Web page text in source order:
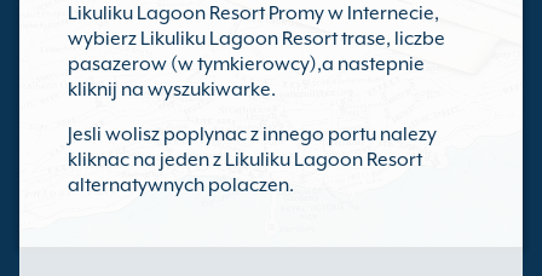
Likuliku Lagoon Resort Promy w Internecie,
wybierz Likuliku Lagoon Resort trase, liczbe
pasazerow (w tymkierowcy),a nastepnie
kliknij na wyszukiwarke.
Jesli wolisz poplynac z innego portu nalezy
kliknac na jeden z Likuliku Lagoon Resort
alternatywnych polaczen.